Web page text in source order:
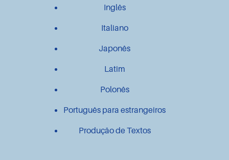
Inglês
Italiano
Japonês
Latim
Polonês
Português para estrangeiros
Produção de Textos